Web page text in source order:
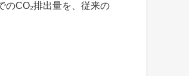
のCO₂排出量を、従来の